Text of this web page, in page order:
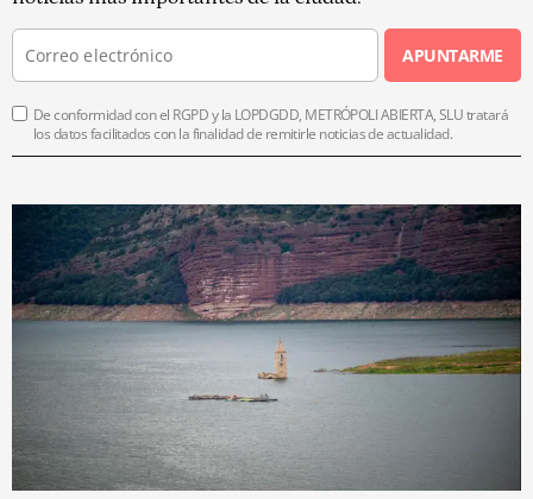
APUNTARME
De conformidad con el RGPD y la LOPDGDD, METRÓPOLI ABIERTA, SLU tratará
los datos facilitados con la finalidad de remitirle noticias de actualidad.